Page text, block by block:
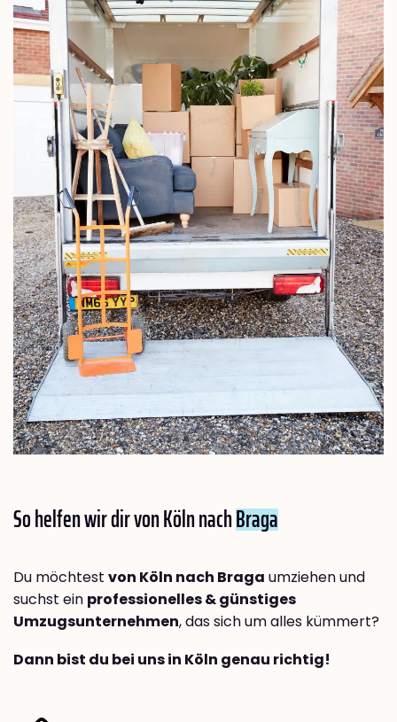
So helfen wir dir von Köln nachBraga
Du möchtest von Köln nach Braga umziehen und
suchst ein professionelles & günstiges
Umzugsunternehmen, das sich um alles kümmert?
Dann bist du bei uns in Köln genau richtig!